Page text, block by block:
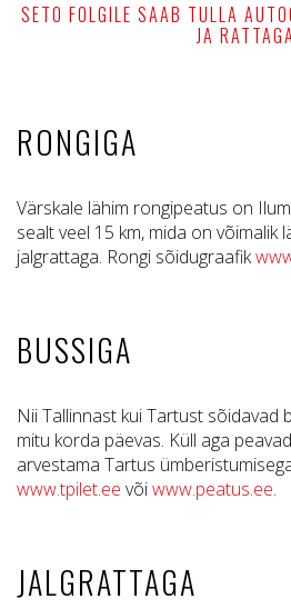
SETO FOLGILE SAAB TULLA
JA
RONGIGA
Värskale lähim rongipeatus on
sealt veel 15 km, mida on võimalik
jalgrattaga. Rongi sõidugraafik
BUSSIGA
Nii Tallinnast kui Tartust sõidavad
mitu korda päevas. Küll aga
arvestama Tartus
www.tpilet.ee võiwww.peatus.ee.
JALGRATTAGA